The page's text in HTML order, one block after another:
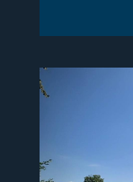
Його
священному
особливі